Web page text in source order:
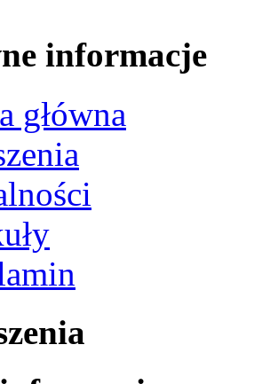
informacje
główna